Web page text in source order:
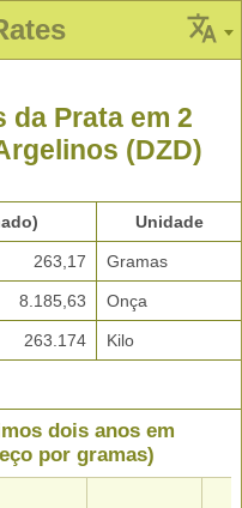
da Prata em 2
(DZD)
Unidade
263,17 Gramas
8.185,63 Onça
263.174 Kilo
dois anos em
por gramas)